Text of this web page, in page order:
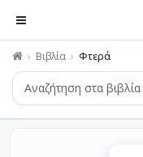
Βιβλία Φτερά